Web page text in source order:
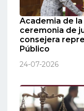
Academia de
ceremonia de
consejera
Público
24-07-2026